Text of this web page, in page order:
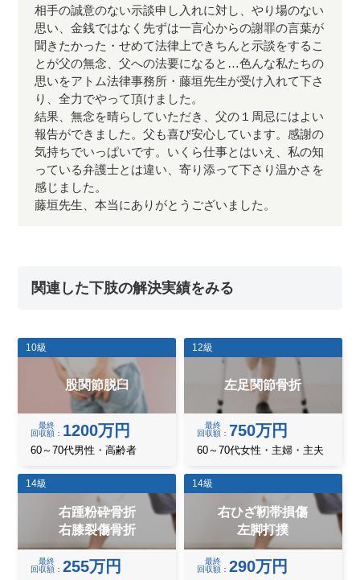
相手の誠意のない示談申し入れに対し、やり場のない
思い、金銭ではなく先ずは一言心からの謝罪の言葉が
聞きたかった・せめて法律上できちんと示談をするこ
とが父の無念、父への法要になると…色んな私たちの
思いをアトム法律事務所・藤垣先生が受け入れて下さ
り、全力でやって頂けました。
結果、無念を晴らしていただき、父の１周忌にはよい
報告ができました。父も喜び安心しています。感謝の
気持ちでいっぱいです。いくら仕事とはいえ、私の知
っている弁護士とは違い、寄り添って下さり温かさを
感じました。
藤垣先生、本当にありがとうございました。
関連した下肢の解決実績をみる
10級
股関節脱臼
最終
回収額
1200万円
60～70代男性・高齢者
12級
左足関節骨折
最終
回収額
750万円
60～70代女性・主婦・主夫
14級
右踵粉砕骨折
右膝裂傷骨折
最終
回収額
255万円
14級
右ひざ靭帯損傷
左脚打撲
最終
回収額
290万円